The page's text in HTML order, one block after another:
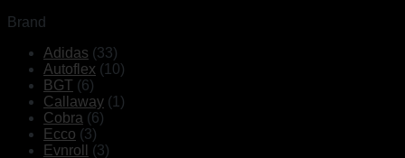
Brand
Adidas (33)
Autoflex (10)
BGT (6)
Callaway (1)
Cobra (6)
Ecco (3)
Evnroll
(3)